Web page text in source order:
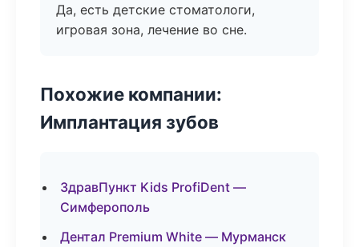
Да, есть детские стоматологи,
игровая зона, лечение во сне.
Похожие компании:
Имплантация зубов
ЗдравПункт Kids ProfiDent —
Симферополь
Дентал Premium White — Мурманск